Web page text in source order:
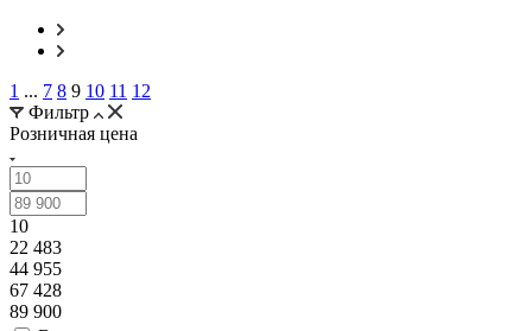
1 ... 7 8 9 10 11 12
Фильтр
Розничная цена
10
22 483
44 955
67 428
89 900